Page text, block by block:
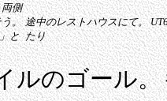
側
。
と
途中のレストハウスにて。
たり
ルのゴール